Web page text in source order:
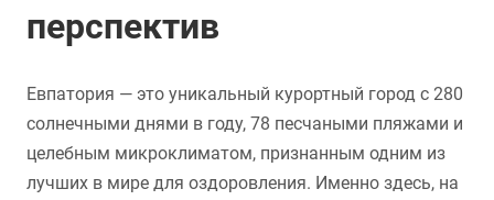
перспектив
Евпатория — это уникальный курортный город с 280
солнечными днями в году, 78 песчаными пляжами и
целебным микроклиматом, признанным одним из
лучших в мире для оздоровления. Именно здесь, на